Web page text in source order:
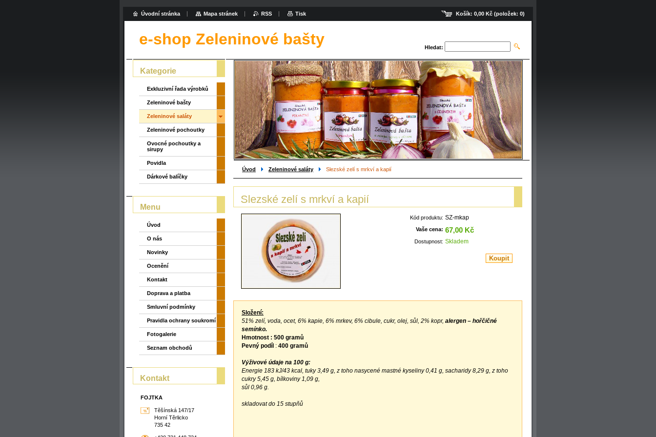
e-shop Zeleninové bašty Hledat:
Úvod Zeleninové saláty Slezské zelí s mrkví a kapií
Slezské zelí s mrkví a kapií
Kód produktu: SZ-mkap
Vaše cena: 67,00 Kč
Dostupnost: Skladem
Složení:
51% zelí, voda, ocet, 6% kapie, 6% mrkev, 6% cibule, cukr, olej, sůl, 2% kopr, alergen – hořčičné
semínko.
Hmotnost : 500 gramů
Pevný podíl : 400 gramů
Výživové údaje na 100 g:
Energie 183 kJ/43 kcal, tuky 3,49 g, z toho nasycené mastné kyseliny 0,41 g, sacharidy 8,29 g, z toho
cukry 5,45 g, bílkoviny 1,09 g,
sůl 0,96 g.
skladovat do 15 stupňů
Kategorie
Exkluzivní řada výrobků
Zeleninové bašty
Zeleninové saláty
Zeleninové pochoutky
Ovocné pochoutky a
sirupy
Povidla
Dárkové balíčky
Menu
Úvod
O nás
Novinky
Ocenění
Kontakt
Doprava a platba
Smluvní podmínky
Pravidla ochrany soukromí
Fotogalerie
Seznam obchodů
Kontakt
FOJTKA
Těšínská 147/17
Horní Těrlicko
735 42
Košík: 0,00 Kč (položek: 0)
Úvodní stránka Mapa stránek RSS Tisk